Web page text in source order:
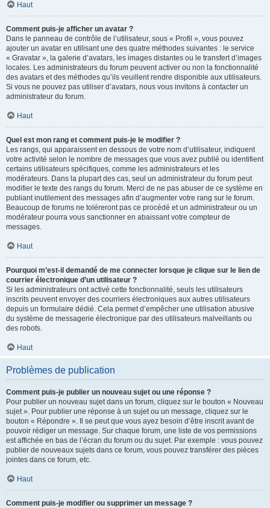
Haut
Comment puis-je afficher un avatar ?
Dans le panneau de contrôle de l’utilisateur, sous « Profil », vous pouvez
ajouter un avatar en utilisant une des quatre méthodes suivantes : le service
« Gravatar », la galerie d’avatars, les images distantes ou le transfert d’images
locales. Les administrateurs du forum peuvent activer ou non la fonctionnalité
des avatars et des méthodes qu’ils veuillent rendre disponible aux utilisateurs.
Si vous ne pouvez pas utiliser d’avatars, nous vous invitons à contacter un
administrateur du forum.
Haut
Quel est mon rang et comment puis-je le modifier ?
Les rangs, qui apparaissent en dessous de votre nom d’utilisateur, indiquent
votre activité selon le nombre de messages que vous avez publié ou identifient
certains utilisateurs spécifiques, comme les administrateurs et les
modérateurs. Dans la plupart des cas, seul un administrateur du forum peut
modifier le texte des rangs du forum. Merci de ne pas abuser de ce système en
publiant inutilement des messages afin d’augmenter votre rang sur le forum.
Beaucoup de forums ne toléreront pas ce procédé et un administrateur ou un
modérateur pourra vous sanctionner en abaissant votre compteur de
messages.
Haut
Pourquoi m’est-il demandé de me connecter lorsque je clique sur le lien de
courrier électronique d’un utilisateur ?
Si les administrateurs ont activé cette fonctionnalité, seuls les utilisateurs
inscrits peuvent envoyer des courriers électroniques aux autres utilisateurs
depuis un formulaire dédié. Cela permet d’empêcher une utilisation abusive
du système de messagerie électronique par des utilisateurs malveillants ou
des robots.
Haut
Problèmes de publication
Comment puis-je publier un nouveau sujet ou une réponse ?
Pour publier un nouveau sujet dans un forum, cliquez sur le bouton « Nouveau
sujet ». Pour publier une réponse à un sujet ou un message, cliquez sur le
bouton « Répondre ». Il se peut que vous ayez besoin d’être inscrit avant de
pouvoir rédiger un message. Sur chaque forum, une liste de vos permissions
est affichée en bas de l’écran du forum ou du sujet. Par exemple : vous pouvez
publier de nouveaux sujets dans ce forum, vous pouvez transférer des pièces
jointes dans ce forum, etc.
Haut
Comment puis-je modifier ou supprimer un message ?